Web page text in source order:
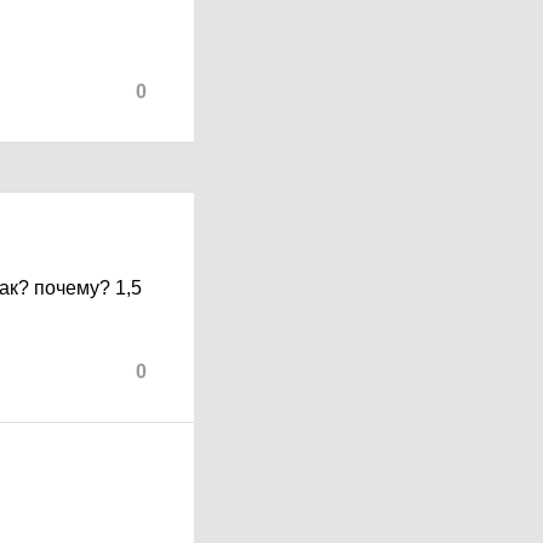
0
почему? 1,5
0